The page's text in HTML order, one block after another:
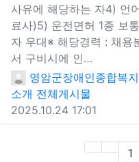
사유에 해당하는 자4) 언
료사)5) 운전면허 1종 보
자 우대※ 해당경력 : 채용
서 구비시에 인…
영암군장애인종합복
소개 전체게시물
2025.10.24 17:01
(first) 1